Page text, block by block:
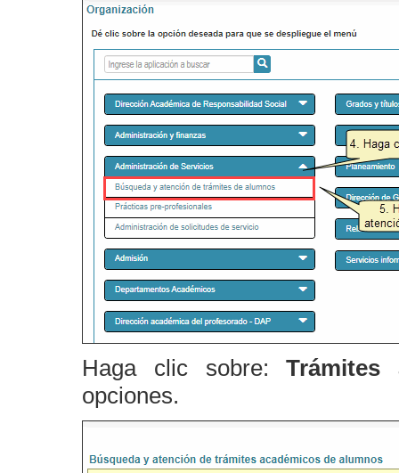
Haga clic sobre:Trámites
opciones.